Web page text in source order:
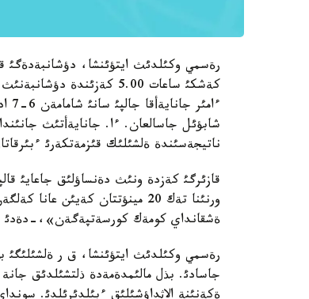
رةسمي وكئلدئث ايتؤئنشا، دؤشانبةدةگئ
كةشكئ ساعات 5.00
ناتيجةسئندة ةلشئلئك قئزمةتكةرئ
قازئرگئ كةزدة ونئث دةنساؤلئق جاعايئ
ورنئنا تةك 20 مينؤتتان
ةشقانداي كومةك كورسةتپةگةن»،-دةدئ ا.
رةسمي وكئلدئث ايتؤئنشا، ق ر ةلشئلئگئ
جاسادئ. بذل مالئمدةمةدة ذلتشئلدئق جانة